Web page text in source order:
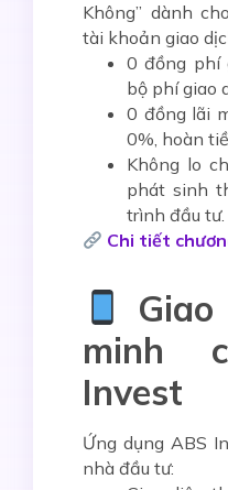
Không” dành
tài khoản giao
0 đồng phí
bộ phí giao
0 đồng lãi
0%, hoàn
Không lo
phát sinh
trình đầu tư.
Chi tiết
minh
Invest
Ứng dụng ABS
nhà đầu tư: